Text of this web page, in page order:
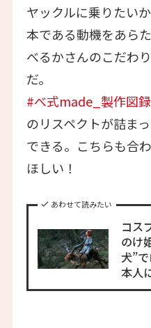
ヤックルに乗りたい
本である動機をあら
べるかさんのこだわ
だ。
#べ式made_製作図録
のリスペクトが詰ま
できる。こちらも合
ほしい！
あわせて読みたい
コス
のけ
犬”
本人